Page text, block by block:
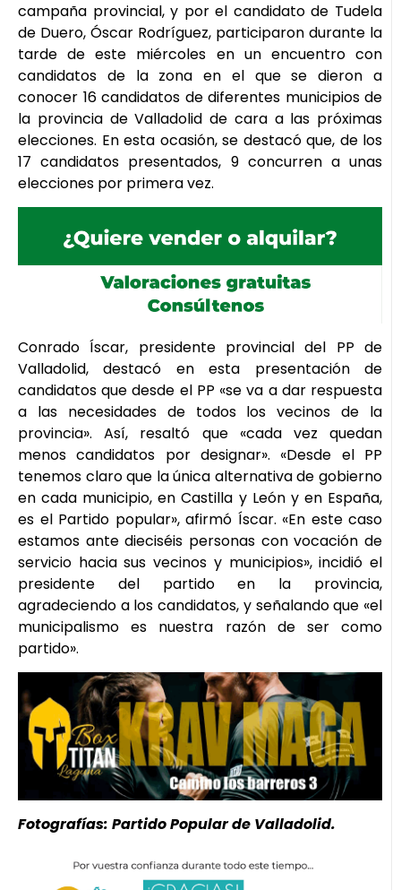
campaña provincial, y por el candidato de Tudela
de Duero, Óscar Rodríguez, participaron durante la
tarde de este miércoles en un encuentro con
candidatos de la zona en el que se dieron a
conocer 16 candidatos de diferentes municipios de
la provincia de Valladolid de cara a las próximas
elecciones. En esta ocasión, se destacó que, de los
17 candidatos presentados, 9 concurren a unas
elecciones por primera vez.
Conrado Íscar, presidente provincial del PP de
Valladolid, destacó en esta presentación de
candidatos que desde el PP «se va a dar respuesta
a las necesidades de todos los vecinos de la
provincia». Así, resaltó que «cada vez quedan
menos candidatos por designar». «Desde el PP
tenemos claro que la única alternativa de gobierno
en cada municipio, en Castilla y León y en España,
es el Partido popular», afirmó Íscar. «En este caso
estamos ante dieciséis personas con vocación de
servicio hacia sus vecinos y municipios», incidió el
presidente del partido en la provincia,
agradeciendo a los candidatos, y señalando que «el
municipalismo es nuestra razón de ser como
partido».
Fotografías: Partido Popular de Valladolid.